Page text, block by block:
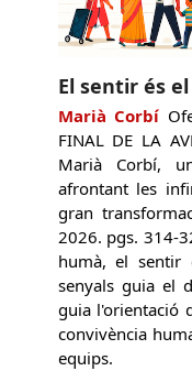
El sentir és
Marià Corbí
FINAL DE LA
Marià Corbí,
afrontant les
gran
2026. pgs. 314-
humà, el sentir
senyals guia el
guia l'orientació
convivència
equips.